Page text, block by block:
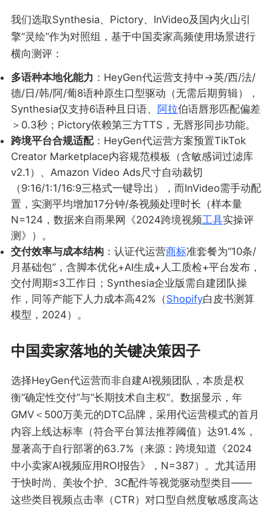
我们选取Synthesia、Pictory、InVideo及国内火山引
擎“灵绘”作为对照组，基于中国卖家高频使用场景进行
横向测评：
多语种本地化能力 ：HeyGen代运营支持中→英/西/法/
德/日/韩/阿/葡8语种原生口型驱动（无需后期剪辑），
Synthesia仅支持6语种且日语、
阿拉伯语唇形匹配偏差
＞0.3秒；Pictory依赖第三方TTS，无唇形同步功能。
跨境平台合规适配：HeyGen代运营方案预置TikTok
Creator Marketplace内容规范模板（含敏感词过滤库
v2.1）、Amazon Video Ads尺寸自动裁切
（9:16/1:1/16:9三格式一键导出），而InVideo需手动配
置，实测平均增加17分钟/条视频处理时长（样本量
N=124，数据来自雨果网《2024跨境视频工具实操评
测》）。
交付效率与成本结构：认证代运营商标准套餐为“10条/
月基础包”，含脚本优化+AI生成+人工质检+平台发布，
交付周期≤3工作日；Synthesia企业版需自建团队操
作，同等产能下人力成本高42%（Shopify白皮书测算
模型，2024）。
中国卖家落地的关键决策因子
选择HeyGen代运营而非自建AI视频团队，本质是权
衡“确定性交付”与“长期技术自主权”。数据显示，年
GMV＜500万美元的DTC品牌，采用代运营模式的首月
内容上线达标率（符合平台算法推荐阈值）达91.4%，
显著高于自行部署的63.7%（来源：跨境知道《2024
中小卖家AI视频应用ROI报告》，N=387）。尤其适用
于快时尚、美妆个护、3C配件等视觉驱动型类目——
这些类目视频点击率（CTR）对口型自然度敏感度高达